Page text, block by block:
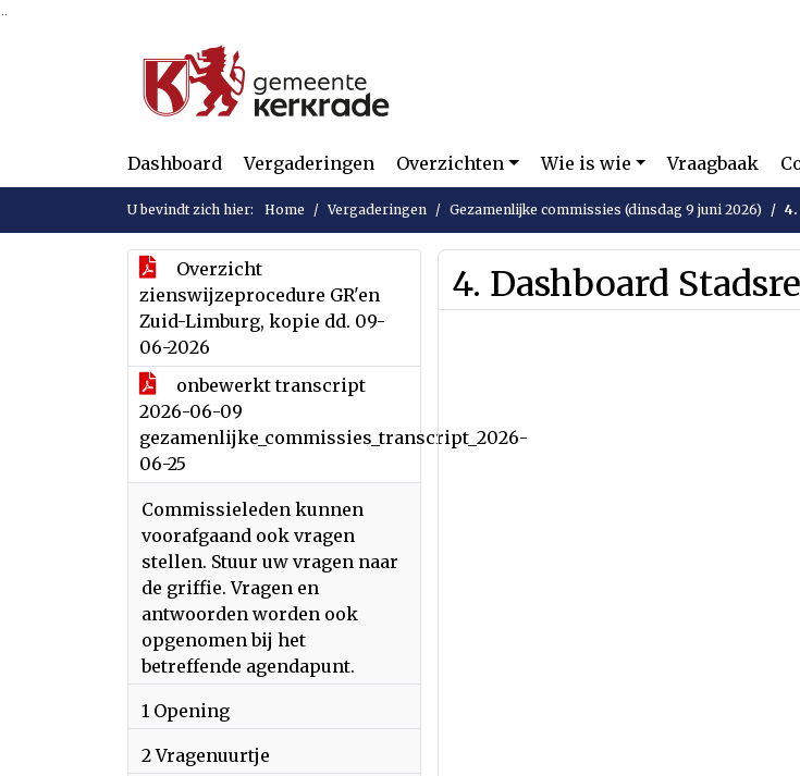
Dashboard Vergaderingen Overzichten Wie is wie Vraagbaak
U bevindt zich hier: Home Vergaderingen Gezamenlijke commissies (dinsdag 9 juni 2026)
Overzicht
zienswijzeprocedure GR'en
Zuid-Limburg, kopie dd. 09-
06-2026
onbewerkt transcript
2026-06-09
gezamenlijke_commissies_transcript_2026-
06-25
Commissieleden kunnen
voorafgaand ook vragen
stellen. Stuur uw vragen naar
de griffie. Vragen en
antwoorden worden ook
opgenomen bij het
betreffende agendapunt.
1 Opening
2 Vragenuurtje
4. Dashboard